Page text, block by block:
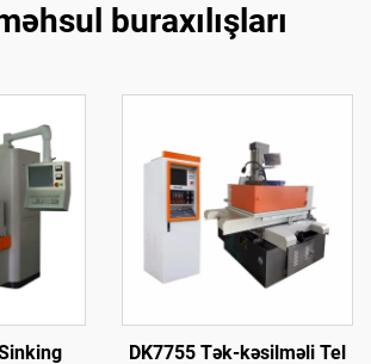
buraxılışları
DK7755 Tək-kəsilməli Tel